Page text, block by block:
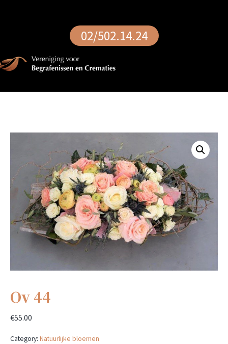
02/502.14.24
Ov 44
€55.00
Category: Natuurlijke bloemen